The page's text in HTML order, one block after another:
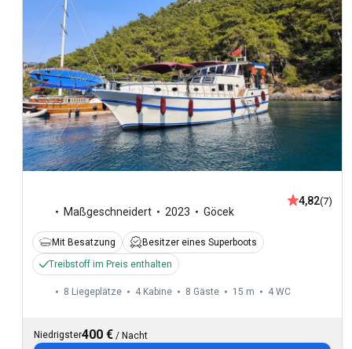
Maßgeschneidert 2023 Göcek
4,82(7)
Mit Besatzung
Besitzer eines Superboots
Treibstoff im Preis enthalten
8 Liegeplätze 4 Kabine 8 Gäste 15 m 4 WC
Niedrigster400 € / Nacht